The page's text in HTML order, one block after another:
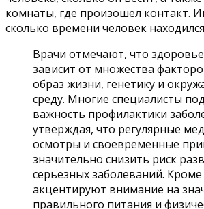
комнаты, где произошел контакт.
сколько времени человек
Врачи отмечают, что
зависит от множества
образ жизни, генетику и
среду. Многие специалисты
важность профилактики
утверждая, что регулярные
осмотры и своевременные
значительно снизить риск
серьезных заболеваний.
акцентируют внимание на
правильного питания и